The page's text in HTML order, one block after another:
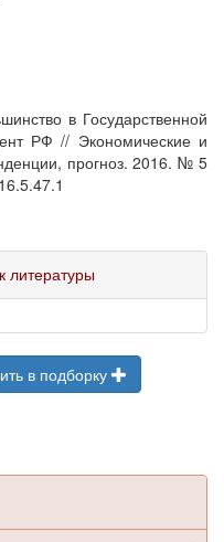
в Государственной
РФ // Экономические и
прогноз. 2016. № 5
литературы
в подборку